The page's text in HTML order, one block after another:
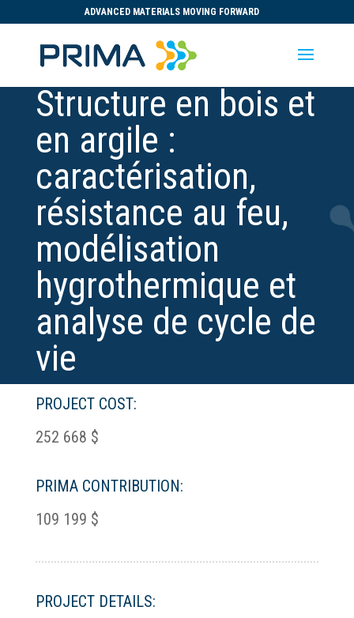
ADVANCED MATERIALS MOVING FORWARD
Structure en bois et
en argile :
caractérisation,
résistance au feu,
modélisation
hygrothermique et
analyse de cycle de
vie
PROJECT COST:
252 668 $
PRIMA CONTRIBUTION:
109 199 $
PROJECT DETAILS: